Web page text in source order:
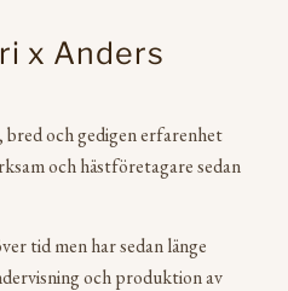
x Anders
bred och gedigen erfarenhet
och hästföretagare sedan
tid men har sedan länge
och produktion av